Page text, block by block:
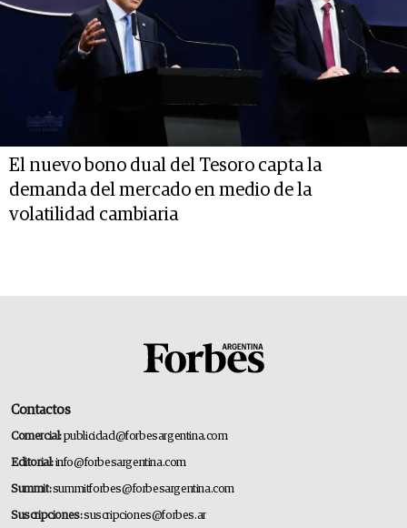
El nuevo bono dual del Tesoro capta la
demanda del mercado en medio de la
volatilidad cambiaria
Contactos
Comercial:publicidad@forbesargentina.com
Editorial:info@forbesargentina.com
Summit:summitforbes@forbesargentina.com
Suscripciones:suscripciones@forbes.ar